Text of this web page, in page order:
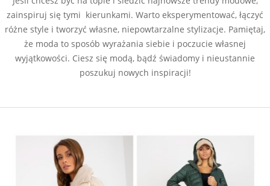
zainspiruj się tymi kierunkami. Warto eksperymentować, łączyć
różne style i tworzyć własne, niepowtarzalne stylizacje. Pamiętaj,
że moda to sposób wyrażania siebie i poczucie własnej
wyjątkowości. Ciesz się modą, bądź świadomy i nieustannie
poszukuj nowych inspiracji!